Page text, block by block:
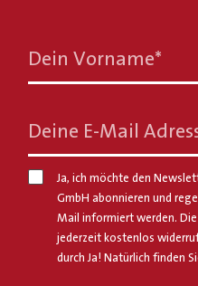
Dein Vorname*
Deine E-Mail
Ja, ich möchte den
GmbH abonnieren und
Mail informiert werden.
jederzeit kostenlos
durch Ja! Natürlich finden